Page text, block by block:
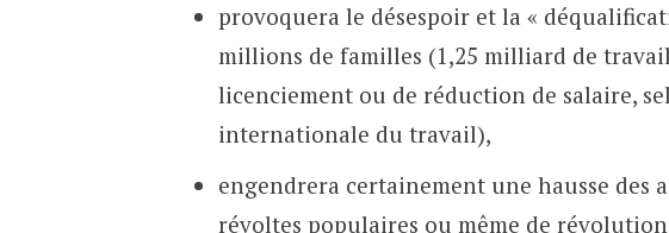
provoquera le désespoir et la «
millions de familles (1,25 milliard de
licenciement ou de réduction de salaire,
internationale du travail),
engendrera certainement une hausse des
révoltes populaires ou même de